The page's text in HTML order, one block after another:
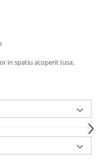
in spatiu acoperit (usa,